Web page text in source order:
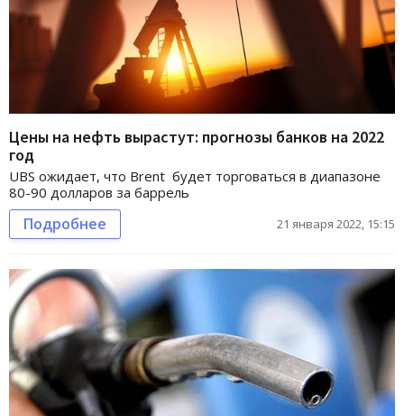
Цены на нефть вырастут: прогнозы банков на 2022
год
UBS ожидает, что Brent будет торговаться в диапазоне
80-90 долларов за баррель
Подробнее 21 января 2022, 15:15